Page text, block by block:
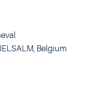
Belgium